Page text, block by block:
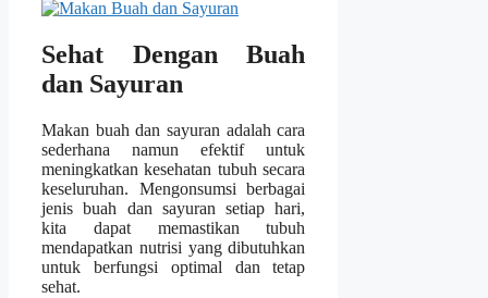
Sehat Dengan Buah
dan Sayuran
Makan buah dan sayuran adalah cara
sederhana namun efektif untuk
meningkatkan kesehatan tubuh secara
keseluruhan. Mengonsumsi berbagai
jenis buah dan sayuran setiap hari,
kita dapat memastikan tubuh
mendapatkan nutrisi yang dibutuhkan
untuk berfungsi optimal dan tetap
sehat.